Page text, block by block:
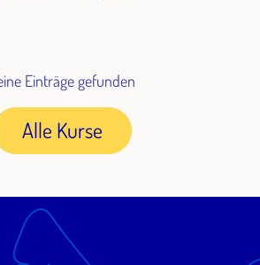
Einträge gefunden
Alle Kurse